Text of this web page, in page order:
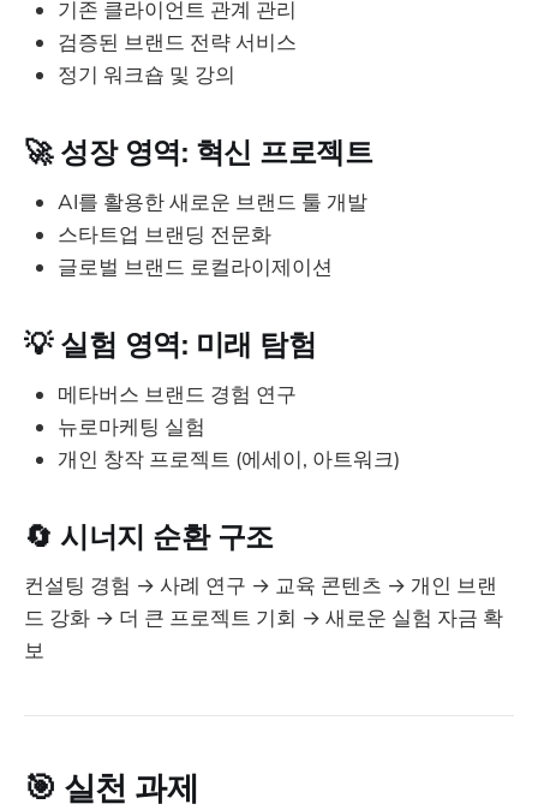
기존 클라이언트 관계 관리
검증된 브랜드 전략 서비스
정기 워크숍 및 강의
🚀 성장 영역: 혁신 프로젝트
AI를 활용한 새로운 브랜드 툴 개발
스타트업 브랜딩 전문화
글로벌 브랜드 로컬라이제이션
💡 실험 영역: 미래 탐험
메타버스 브랜드 경험 연구
뉴로마케팅 실험
개인 창작 프로젝트 (에세이, 아트워크)
🔄 시너지 순환 구조
컨설팅 경험 → 사례 연구 → 교육 콘텐츠 → 개인 브랜
드 강화 → 더 큰 프로젝트 기회 → 새로운 실험 자금 확
보
🎯 실천 과제